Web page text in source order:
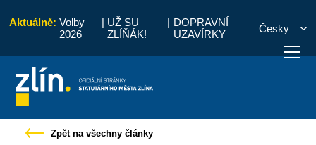
Aktuálně: Volby
2026
| UŽ SU
ZLÍŇÁK!
| DOPRAVNÍ
UZAVÍRKY
Česky
vyřídit Potřebuji zaplatit
Zpět na všechny články